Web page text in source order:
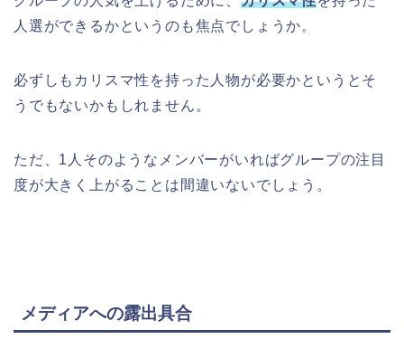
人選ができるかというのも焦点でしょうか。
必ずしもカリスマ性を持った人物が必要かというとそ
うでもないかもしれません。
ただ、1人そのようなメンバーがいればグループの注目
度が大きく上がることは間違いないでしょう。
メディアへの露出具合